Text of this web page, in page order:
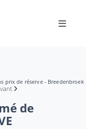
prix de réserve - Breedenbroek
de